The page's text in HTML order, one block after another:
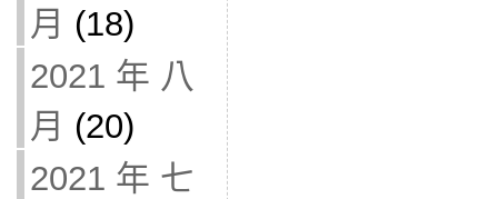
月 (18)
2021 年 八
月 (20)
2021 年 七